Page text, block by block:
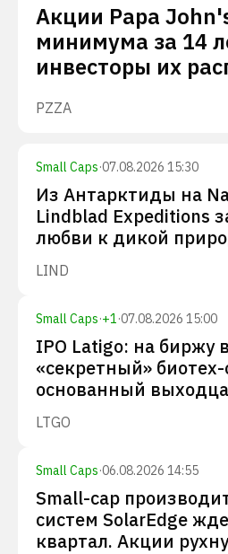
Акции Papa
минимума за 14
инвесторы их
PZZA
Small Caps·07.08.2026 15:30
Из Антарктиды на
Lindblad Expeditions
любви к дикой
LIND
Small Caps·+1·07.08.2026 15:00
IPO Latigo: на биржу
«секретный» биотех-
основанный
LTGO
Small Caps·06.08.2026 14:55
Small-cap
систем SolarEdge
квартал. Акции